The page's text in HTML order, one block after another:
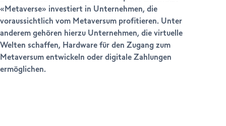
«Metaverse» investiert in Unternehmen, die
voraussichtlich vom Metaversum profitieren. Unter
anderem gehören hierzu Unternehmen, die virtuelle
Welten schaffen, Hardware für den Zugang zum
Metaversum entwickeln oder digitale Zahlungen
ermöglichen.